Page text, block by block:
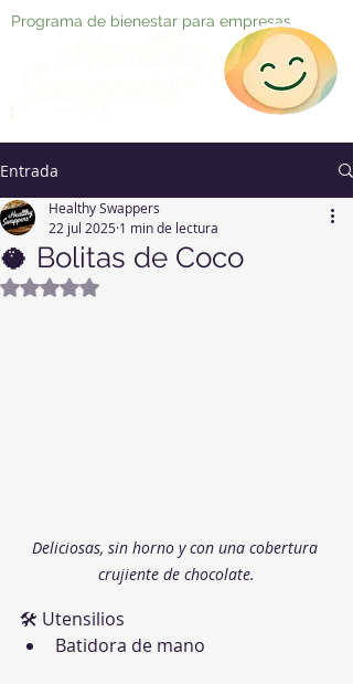
Programa de bienestar para empresas
Entrada
🥥 Bolitas de Coco
Healthy Swappers
22 jul 2025 1 min de lectura
Obtuvo NaN de 5 estrellas.
Deliciosas, sin horno y con una cobertura
crujiente de chocolate.
🛠 Utensilios
Batidora de mano